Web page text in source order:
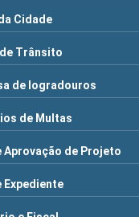
Cidade
Trânsito
de logradouros
de Multas
Aprovação de Projeto
Expediente